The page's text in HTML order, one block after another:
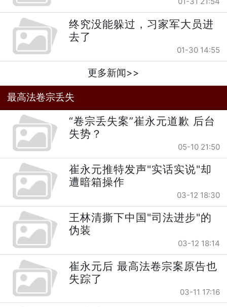
终究没能躲过，习家军大员进
去了
01-30 14:55
更多新闻>>
最高法卷宗丢失
“卷宗丢失案”崔永元道歉 后台
失势？
05-10 21:50
崔永元推特发声"实话实说"却
遭暗箱操作
03-12 18:30
王林清撕下中国"司法进步"的
伪装
03-12 18:14
崔永元后 最高法卷宗案原告也
失踪了
03-11 17:16